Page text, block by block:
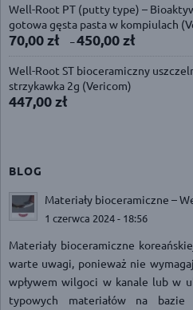
Well-Root PT (putty type) –
gotowa gęsta pasta w kompiulach
70,00zł –450,00zł
Well-Root ST bioceramiczny
strzykawka 2g (Vericom)
447,00zł
BLOG
Materiały bioceramiczne –
1 czerwca 2024 - 18:56
Materiały bioceramiczne
warte uwagi, ponieważ nie
wpływem wilgoci w kanale lub w
typowych materiałów na